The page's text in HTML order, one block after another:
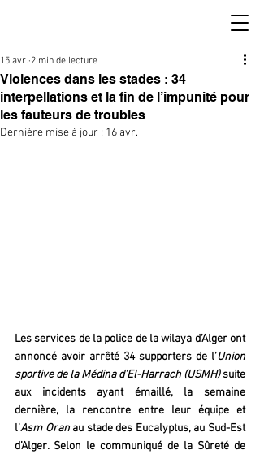
Violences dans les stades : 34
interpellations et la fin de l’impunité pour
les fauteurs de troubles
15 avr. 2 min de lecture
Dernière mise à jour : 16 avr.
Les services de la police de la wilaya d’Alger ont
annoncé avoir arrêté 34 supporters de l’Union
sportive de la Médina d’El-Harrach (USMH) suite
aux incidents ayant émaillé, la semaine
dernière, la rencontre entre leur équipe et
l’Asm Oran au stade des Eucalyptus, au Sud-Est
d’Alger. Selon le communiqué de la Sûreté de